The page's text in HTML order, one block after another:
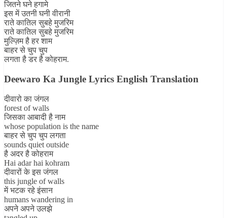
जितने घने हगामे
इस में उतनी घनी वीरानी
राते कातिल सुबहे मुजरिम
राते कातिल सुबहे मुजरिम
मुल्ज़िम है हर शाम
बाहर से चुप चुप
लगता है डर है कोहराम.
Deewaro Ka Jungle Lyrics English Translation
दीवारो का जंगल
forest of walls
जिसका आबादी है नाम
whose population is the name
बाहर से चुप चुप लगता
sounds quiet outside
है अदर है कोहराम
Hai adar hai kohram
दीवारों के इस जंगल
this jungle of walls
में भटक रहे इंसान
humans wandering in
अपने अपने उलझे